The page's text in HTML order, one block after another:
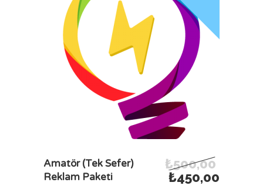
SEPETE EKLE
Amatör (Tek Sefer)
Reklam Paketi
₺500,00
₺450,00